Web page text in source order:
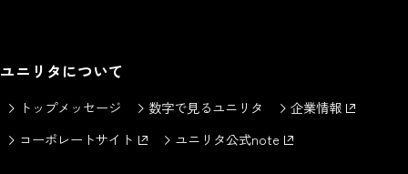
ユニリタについて
トップメッセージ 数字で見るユニリタ
企業情報
コーポレートサイト
ユニリタ公式note